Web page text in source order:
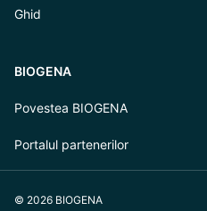
Ghid
BIOGENA
Povestea BIOGENA
Portalul partenerilor
© 2026 BIOGENA